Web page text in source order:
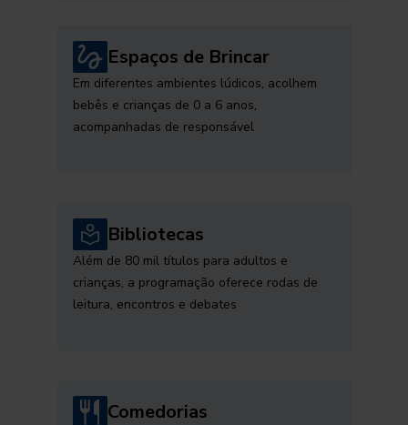
Espaços de Brincar
Em diferentes ambientes lúdicos, acolhem
bebês e crianças de 0 a 6 anos,
acompanhadas de responsável
Bibliotecas
Além de 80 mil títulos para adultos e
crianças, a programação oferece rodas de
leitura, encontros e debates
Comedorias